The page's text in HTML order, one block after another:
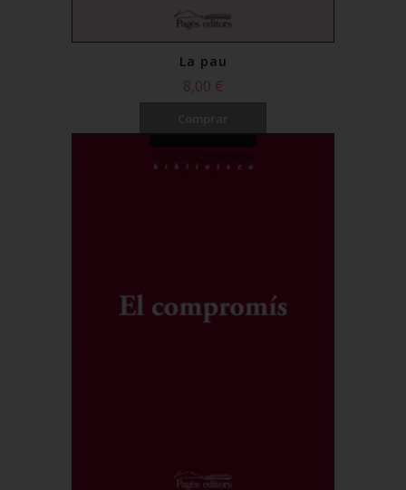
La pau
8,00 €